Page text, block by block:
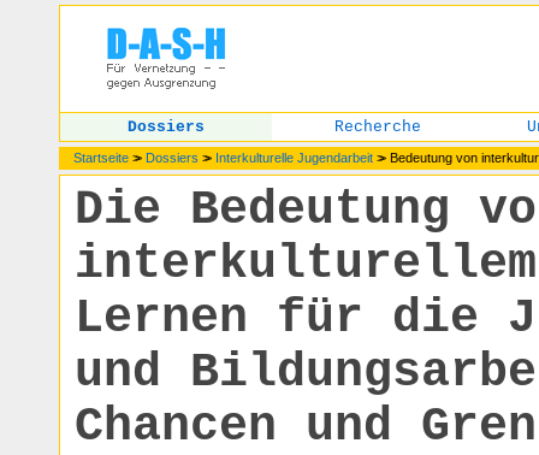
Dossiers Recherche
Startseite >> Dossiers >> Interkulturelle Jugendarbeit >> Bedeutung von
Die Bedeutung
interkulturellem
Lernen für die
und
Chancen und